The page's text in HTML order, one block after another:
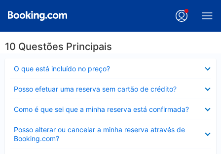
10 Questões Principais
O que está incluído no preço?
fechado
Posso efetuar uma reserva sem cartão de crédito?
fechado
Como é que sei que a minha reserva está confirmada?
fechado
Posso alterar ou cancelar a minha reserva através de
Booking.com?
fechado